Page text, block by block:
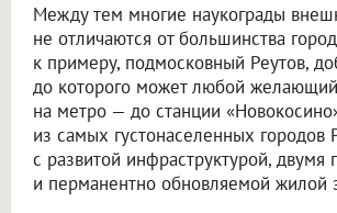
Между тем многие наукограды
не отличаются от большинства
к примеру, подмосковный Реутов,
до которого может любой
на метро — до станции
из самых густонаселенных городов
с развитой инфраструктурой, двумя
и перманентно обновляемой жилой